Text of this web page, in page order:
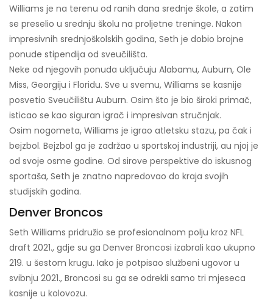
Williams je na terenu od ranih dana srednje škole, a zatim
se preselio u srednju školu na proljetne treninge. Nakon
impresivnih srednjoškolskih godina, Seth je dobio brojne
ponude stipendija od sveučilišta.
Neke od njegovih ponuda uključuju Alabamu, Auburn, Ole
Miss, Georgiju i Floridu. Sve u svemu, Williams se kasnije
posvetio Sveučilištu Auburn. Osim što je bio široki primač,
isticao se kao siguran igrač i impresivan stručnjak.
Osim nogometa, Williams je igrao atletsku stazu, pa čak i
bejzbol. Bejzbol ga je zadržao u sportskoj industriji, au njoj je
od svoje osme godine. Od sirove perspektive do iskusnog
sportaša, Seth je znatno napredovao do kraja svojih
studijskih godina.
Denver Broncos
Seth Williams pridružio se profesionalnom polju kroz NFL
draft 2021., gdje su ga Denver Broncosi izabrali kao ukupno
219. u šestom krugu. Iako je potpisao službeni ugovor u
svibnju 2021., Broncosi su ga se odrekli samo tri mjeseca
kasnije u kolovozu.